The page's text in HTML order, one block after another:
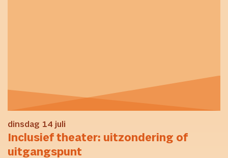
dinsdag 14 juli
Inclusief theater: uitzondering of
uitgangspunt